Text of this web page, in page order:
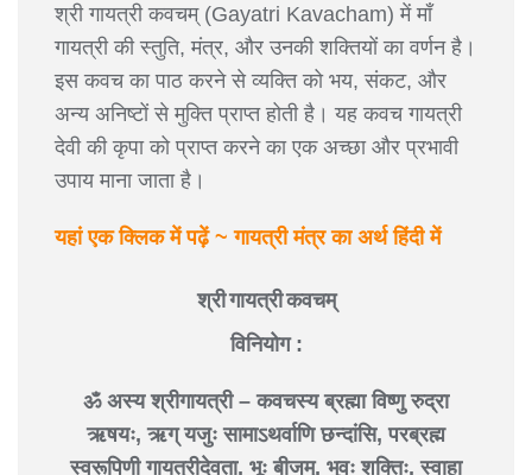
श्री गायत्री कवचम् (Gayatri Kavacham) में माँ
गायत्री की स्तुति, मंत्र, और उनकी शक्तियों का वर्णन है।
इस कवच का पाठ करने से व्यक्ति को भय, संकट, और
अन्य अनिष्टों से मुक्ति प्राप्त होती है। यह कवच गायत्री
देवी की कृपा को प्राप्त करने का एक अच्छा और प्रभावी
उपाय माना जाता है।
यहां एक क्लिक में पढ़ें ~ गायत्री मंत्र का अर्थ हिंदी में
श्री गायत्री कवचम्
विनियोग :
ॐ अस्य श्रीगायत्री – कवचस्य ब्रह्मा विष्णु रुद्रा
ऋषयः, ऋग् यजुः सामाऽथर्वाणि छन्दांसि, परब्रह्म
स्वरूपिणी गायत्रीदेवता, भूः बीजम्, भुवः शक्तिः, स्वाहा